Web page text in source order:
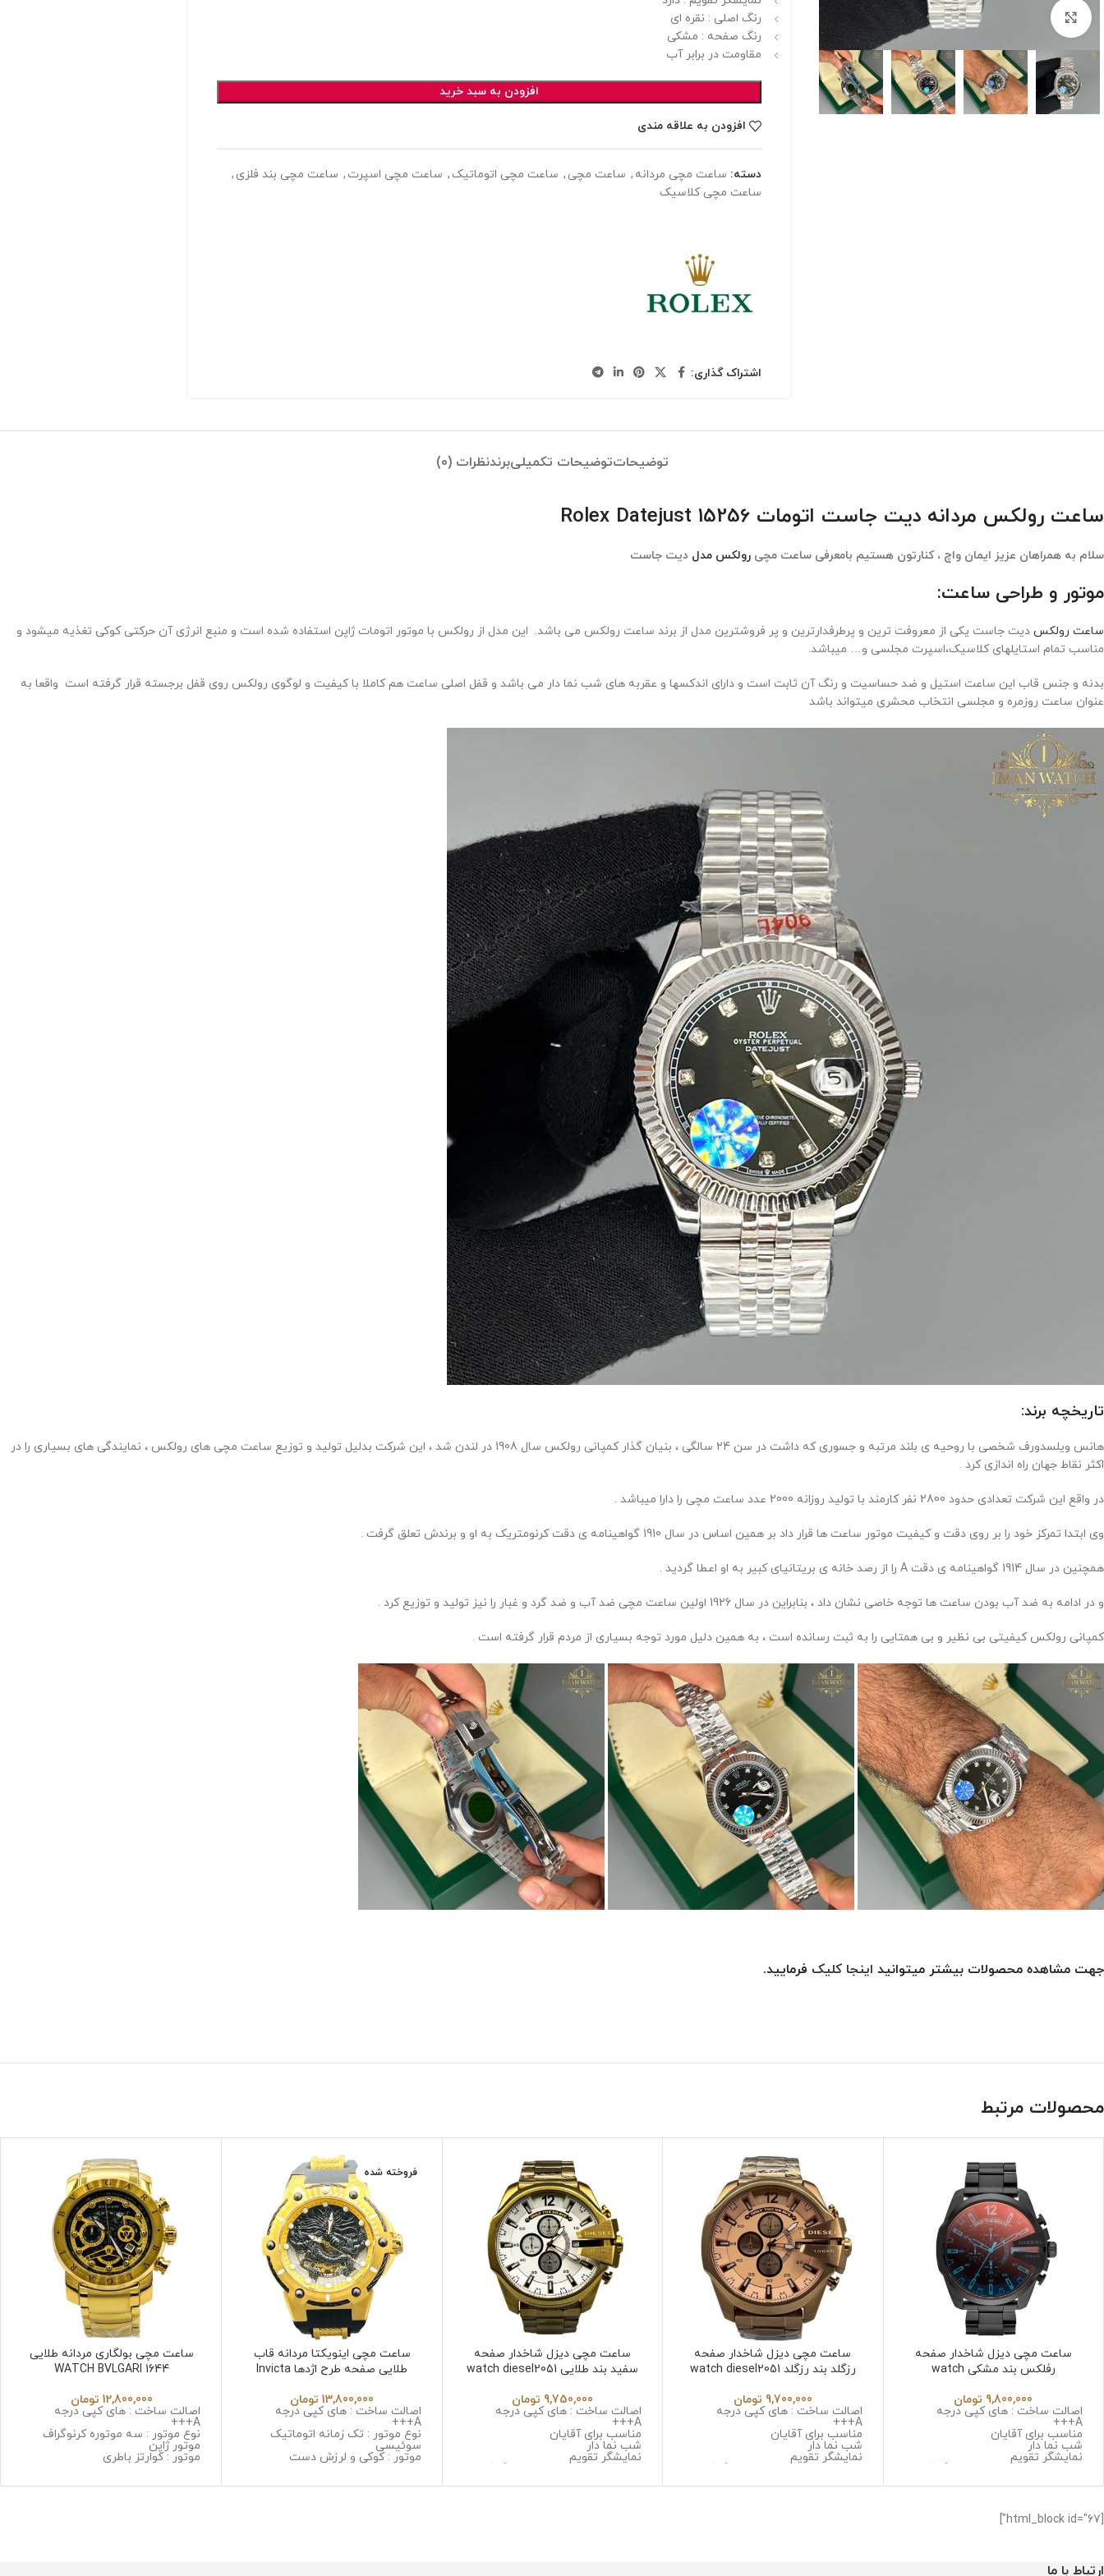
برای بزرگنمایی کلیک کنید
رنگ اصلی : نقره ای
رنگ صفحه : مشکی
مقاومت در برابر آب
افزودن به سبد خرید
افزودن به علاقه مندی
دسته: ساعت مچی مردانه , ساعت مچی , ساعت مچی اتوماتیک , ساعت مچی اسپرت , ساعت مچی بند فلزی ,
ساعت مچی کلاسیک
اشتراک گذاری:
توضیحاتتوضیحات تکمیلیبرندنظرات (0)
ساعت رولکس مردانه دیت جاست اتومات Rolex Datejust 15256
سلام به همراهان عزیز ایمان واچ ، کنارتون هستیم بامعرفی ساعت مچی رولکس مدل دیت جاست
موتور و طراحی ساعت:
ساعت رولکس دیت جاست یکی از معروفت ترین و پرطرفدارترین و پر فروشترین مدل از برند ساعت رولکس می باشد. این مدل از رولکس با موتور اتومات ژاپن استفاده شده است و منبع انرژی آن حرکتی کوکی تغذیه میشود و
مناسب تمام استایلهای کلاسیک،اسپرت مجلسی و… میباشد.
بدنه و جنس قاب این ساعت استیل و ضد حساسیت و رنگ آن ثابت است و دارای اندکسها و عقربه های شب نما دار می باشد و قفل اصلی ساعت هم کاملا با کیفیت و لوگوی رولکس روی قفل برجسته قرار گرفته است واقعا به
عنوان ساعت روزمره و مجلسی انتخاب محشری میتواند باشد
تاریخچه برند:
هانس ویلسدورف شخصی با روحیه ی بلند مرتبه و جسوری که داشت در سن 24 سالگی ، بنیان گذار کمپانی رولکس سال 1908 در لندن شد ، این شرکت بدلیل تولید و توزیع ساعت مچی های رولکس ، نمایندگی های بسیاری را در
اکثر نقاط جهان راه اندازی کرد .
در واقع این شرکت تعدادی حدود 2800 نفر کارمند با تولید روزانه 2000 عدد ساعت مچی را دارا میباشد .
وی ابتدا تمرکز خود را بر روی دقت و کیفیت موتور ساعت ها قرار داد بر همین اساس در سال 1910 گواهینامه ی دقت کرنومتریک به او و برندش تعلق گرفت .
همچنین در سال 1914 گواهینامه ی دقت A را از رصد خانه ی بریتانیای کبیر به او اعطا گردید .
و در ادامه به ضد آب بودن ساعت ها توجه خاصی نشان داد ، بنابراین در سال 1926 اولین ساعت مچی ضد آب و ضد گرد و غبار را نیز تولید و توزیع کرد .
کمپانی رولکس کیفیتی بی نظیر و بی همتایی را به ثبت رسانده است ، به همین دلیل مورد توجه بسیاری از مردم قرار گرفته است .
جهت مشاهده محصولات بیشتر میتوانید اینجا کلیک فرمایید.
محصولات مرتبط
ساعت مچی دیزل شاخدار صفحه
رفلکس بند مشکی watch
9,800,000 تومان
اصالت ساخت : های کپی درجه
A+++
مناسب برای آقایان
شب نما دار
نمایشگر تقویم
نوع موتور : سه موتوره کرنوگراف
جنس قاب : استینلس استیل ضد
جنس شیشه : صافیر کریستال ضد
خش
وزن : 211 گرم
ساعت مچی دیزل شاخدار صفحه
رزگلد بند رزگلد watch diesel2051
9,700,000 تومان
اصالت ساخت : های کپی درجه
A+++
مناسب برای آقایان
شب نما دار
نمایشگر تقویم
نوع موتور : سه موتوره کرنوگراف
جنس قاب : استینلس استیل ضد
ساعت مچی دیزل شاخدار صفحه
سفید بند طلایی watch diesel2051
9,750,000 تومان
اصالت ساخت : های کپی درجه
A+++
مناسب برای آقایان
شب نما دار
نمایشگر تقویم
نوع موتور : سه موتوره کرنوگراف
جنس قاب : استینلس استیل ضد
فروخته شده
ساعت مچی اینویکتا مردانه قاب
طلایی صفحه طرح اژدها Invicta
13,800,000 تومان
اصالت ساخت : های کپی درجه
A+++
نوع موتور : تک زمانه اتوماتیک
سوئیسی
موتور : کوکی و لرزش دست
جنس قاب : استینلس استیل ضد
جنس شیشه : سافایر ضد خش
ساعت مچی بولگاری مردانه طلایی
WATCH BVLGARI 1644
12,800,000 تومان
اصالت ساخت : های کپی درجه
A+++
نوع موتور : سه موتوره کرنوگراف
موتور ژاپن
موتور : کوارتز باطری
جنس قاب : استینلس استیل ضد
جنس شیشه : مینرال گلس با
[html_block id="67"]
ارتباط با ما